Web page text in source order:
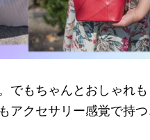
もちゃんとおしゃれも
アクセサリー感覚で持